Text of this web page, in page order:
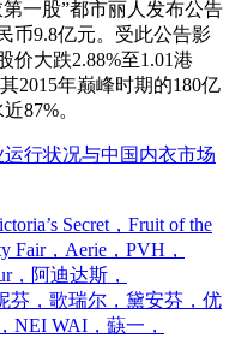
一股”都市丽人发布公告
币9.8亿元。受此公告影
价大跌2.88%至1.01港
2015年巅峰时期的180亿
87%。
运行状况与中国内衣市场
Secret，Fruit of the
Fair，Aerie，PVH，
，阿迪达斯，
芬，歌瑞尔，黛安芬，优
NEI WAI，蒛一，